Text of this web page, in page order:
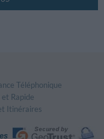
Téléphonique
et Rapide
Itinéraires